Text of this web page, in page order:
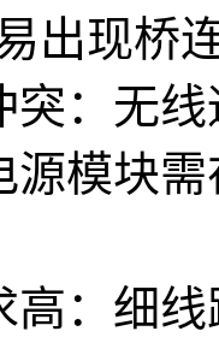
出现桥
突：无
源模块
高：细